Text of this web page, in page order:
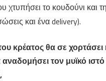
χτυπήσει το κουδούνι και
και ένα delivery).
κρέατος θα σε χορτάσει
αναδομήσει τον μυϊκό